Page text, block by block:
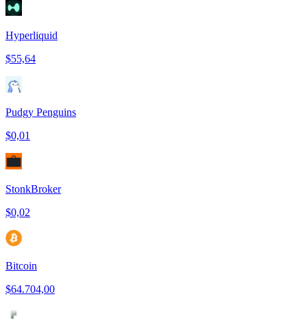
Hyperliquid
$55,64
Pudgy Penguins
$0,01
StonkBroker
$0,02
Bitcoin
$64.704,00